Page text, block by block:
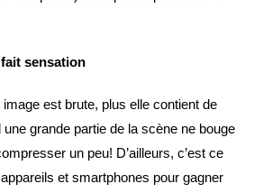
fait sensation
est brute, plus elle contient de
grande partie de la scène ne bouge
un peu! D’ailleurs, c’est ce
et smartphones pour gagner